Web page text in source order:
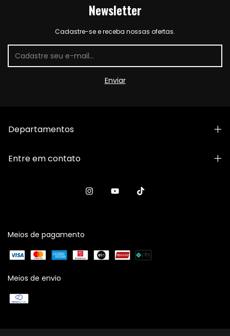
Newsletter
Cadastre-se e receba nossas ofertas.
Departamentos
Entre em contato
Meios de pagamento
Meios de envio